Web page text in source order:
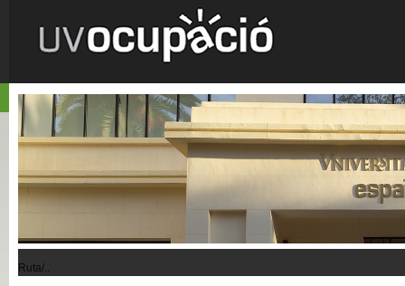
Ruta/..